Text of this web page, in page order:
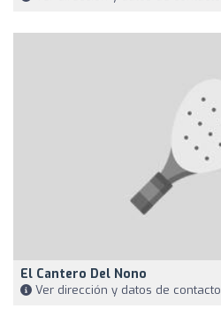
El Cantero Del Nono
Ver dirección y datos de contacto